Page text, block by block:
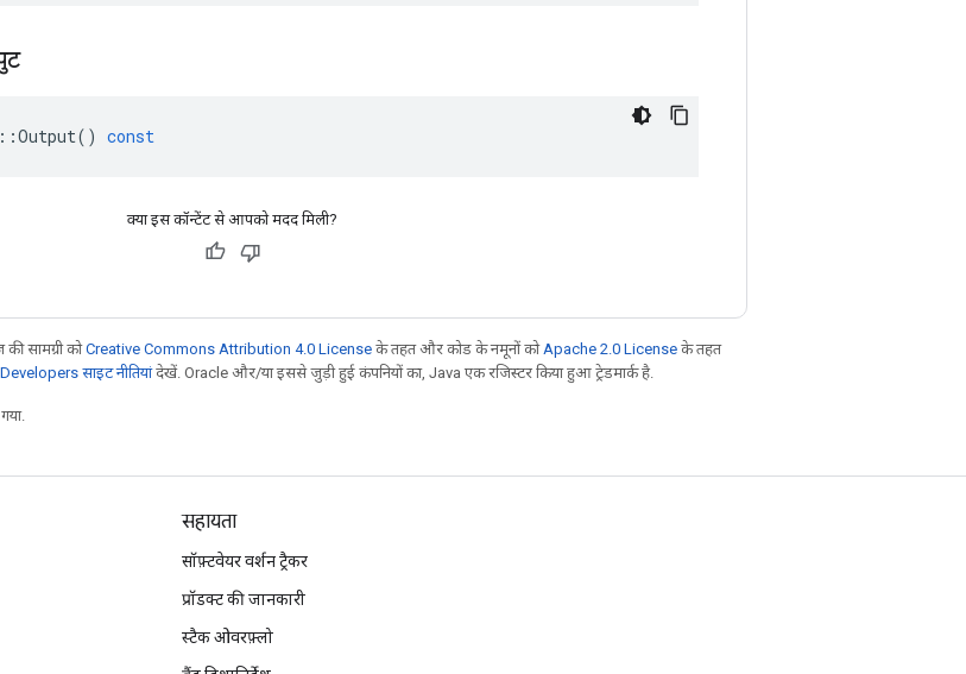
::Output() const
क्या इस कॉन्टेंट से आपको मदद मिली?
सामग्री कोCreative Commons Attribution 4.0 License के तहत और कोड के नमूनों को Apache 2.0 License के तहत
साइट नीतियांदेखें. Oracle और/या इससे जुड़ी हुई कंपनियों का, Java एक रजिस्टर किया हुआ ट्रेडमार्क है.
सहायता
सॉफ़्टवेयर वर्शन ट्रैकर
प्रॉडक्ट की जानकारी
स्टैक ओवरफ़्लो